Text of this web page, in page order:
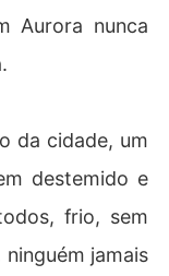
Aurora nunca
da cidade, um
destemido e
frio, sem
jamais